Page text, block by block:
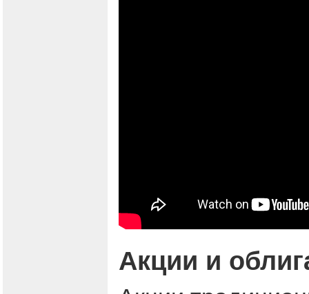
Акции и